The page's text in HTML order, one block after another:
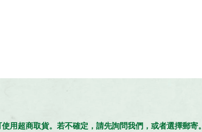
用超商取貨。若不確定，請先詢問我們，或者選擇郵寄。